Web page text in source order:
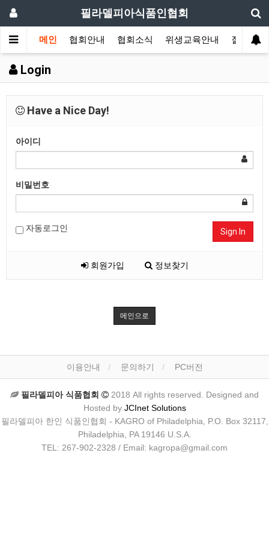
필라델피아식품인협회
메인 협회안내 협회소식 위생교육안내 질의답변
Login
Have a Nice Day!
아이디
비밀번호
자동로그인 Sign In
회원가입 정보찾기
메인으로
이용안내 문의하기 PC버전
필라델피아 식품협회
2018 All rights reserved. Designed and
Hosted by JCInet Solutions
필라델피아 한인 식품인협회 - KAGRO of Philadelphia, P.O. Box 32117,
Philadelphia, PA 19146 U.S.A.
TEL: 267-902-2328 / Email: kagropa@gmail.com